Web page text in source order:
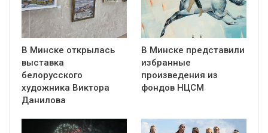
В Минске открылась
выставка
белорусского
художника Виктора
Данилова
В Минске представили
избранные
произведения из
фондов НЦСМ